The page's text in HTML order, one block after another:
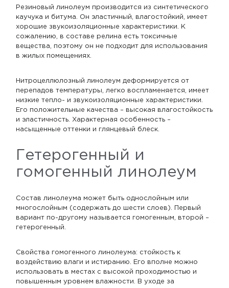
Резиновый линолеум производится из синтетического
каучука и битума. Он эластичный, влагостойкий, имеет
хорошие звукоизоляционные характеристики. К
сожалению, в составе релина есть токсичные
вещества, поэтому он не подходит для использования
в жилых помещениях.
Нитроцеллюлозный линолеум деформируется от
перепадов температуры, легко воспламеняется, имеет
низкие тепло- и звукоизоляционные характеристики.
Его положительные качества – высокая влагостойкость
и эластичность. Характерная особенность –
насыщенные оттенки и глянцевый блеск.
Гетерогенный и
гомогенный линолеум
Состав линолеума может быть однослойным или
многослойным (содержать до шести слоев). Первый
вариант по-другому называется гомогенным, второй –
гетерогенный.
Свойства гомогенного линолеума: стойкость к
воздействию влаги и истиранию. Его вполне можно
использовать в местах с высокой проходимостью и
повышенным уровнем влажности. В уходе за